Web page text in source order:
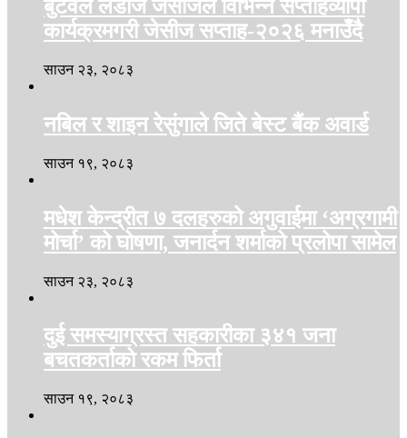
बुटवल लेडीज जेसीजले विभिन्न सप्ताहव्यापी
कार्यक्रमगरी जेसीज सप्ताह-२०२६ मनाउँदै
साउन २३, २०८३
नबिल र शाइन रेसुंगाले जिते बेस्ट बैंक अवार्ड
साउन १९, २०८३
मधेश केन्द्रीत ७ दलहरुको अगुवाईमा ‘अग्रगामी
मोर्चा’ को घोषणा, जनार्दन शर्माको प्रलोपा सामेल
साउन २३, २०८३
दुई समस्याग्रस्त सहकारीका ३४१ जना
बचतकर्ताको रकम फिर्ता
साउन १९, २०८३